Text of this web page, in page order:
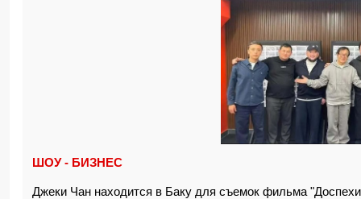
ШОУ - БИЗНЕС
Джеки Чан находится в Баку для съемок фильма